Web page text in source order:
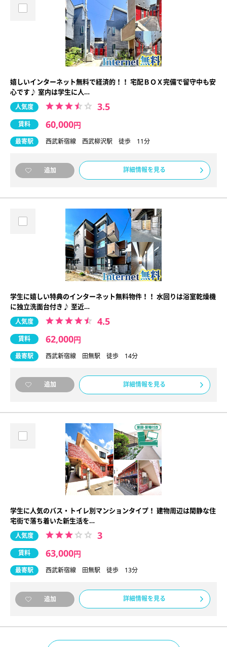
嬉しいインターネット無料で経済的！！ 宅配ＢＯＸ完備で留守中も安
心です♪ 室内は学生に人…
人気度 3.5
賃料 60,000円
最寄駅 西武新宿線 西武柳沢駅 徒歩 11分
追加 詳細情報を見る
学生に嬉しい特典のインターネット無料物件！！ 水回りは浴室乾燥機
に独立洗面台付き♪ 至近…
人気度 4.5
賃料 62,000円
最寄駅 西武新宿線 田無駅 徒歩 14分
追加 詳細情報を見る
学生に人気のバス・トイレ別マンションタイプ！ 建物周辺は閑静な住
宅街で落ち着いた新生活を…
人気度 3
賃料 63,000円
最寄駅 西武新宿線 田無駅 徒歩 13分
追加 詳細情報を見る